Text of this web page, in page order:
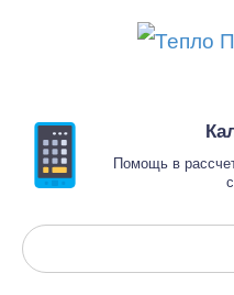
Помощь в
Поиск: